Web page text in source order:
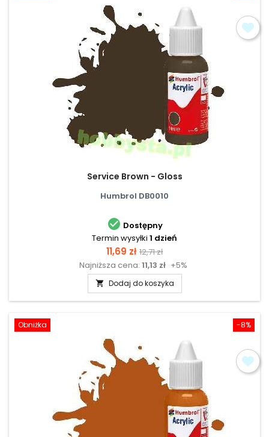
Service Brown - Gloss
Humbrol DB0010
 Dostępny
Termin wysyłki 1 dzień
Cena
11,69 zł Cena
podstawowa
12,71 zł
Najniższa cena: 11,13 zł +5%
 Dodaj do koszyka
-8%
Obniżka